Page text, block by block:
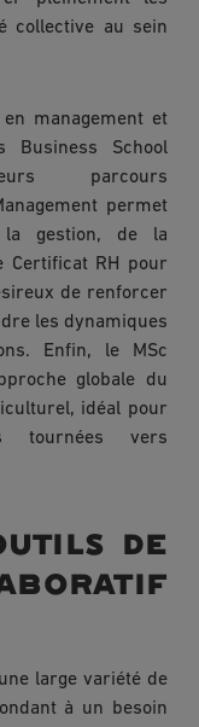
collective au sein
management et
Business School
parcours
permet
la gestion, de la
Certificat RH pour
de renforcer
les dynamiques
Enfin, le MSc
globale du
idéal pour
tournées vers
de
large variété de
à un besoin